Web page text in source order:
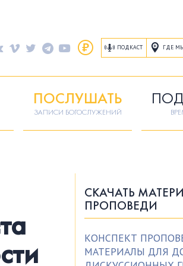
ПОДКАСТ ГДЕ
ПОСЛУШАТЬ
ЗАПИСИ БОГОСЛУЖЕНИЙ
СКАЧАТЬ
ПРОПОВЕДИ
КОНСПЕКТ
МАТЕРИАЛЫ ДЛЯ